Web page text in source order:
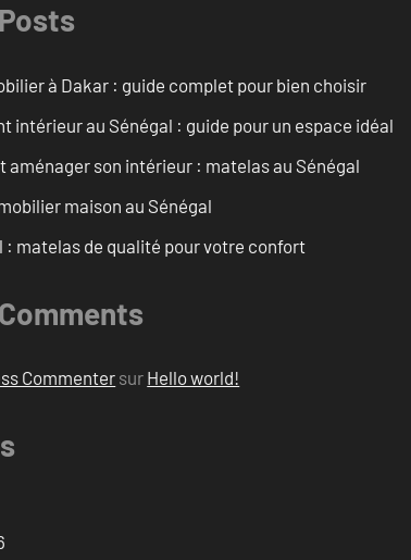
à Dakar : guide complet pour bien choisir
intérieur au Sénégal : guide pour un espace idéal
aménager son intérieur : matelas au Sénégal
maison au Sénégal
: matelas de qualité pour votre confort
Commenter sur Hello world!